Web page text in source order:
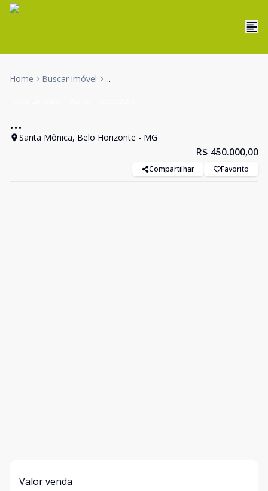
Home Buscar imóvel ...
...
Santa Mônica, Belo Horizonte - MG
R$ 450.000,00
Compartilhar Favorito
Valor venda